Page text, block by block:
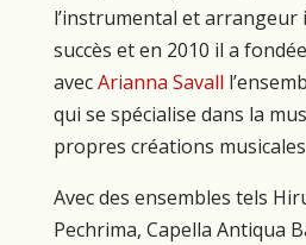
l’instrumental et arrangeur
succès et en 2010 il a
avecArianna Savall
qui se spécialise dans la
propres créations
Avec des ensembles tels
Pechrima, Capella Antiqua